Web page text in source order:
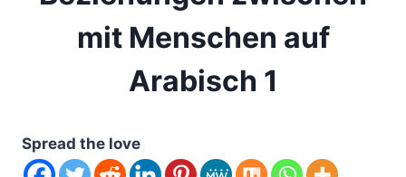
mit Menschen auf
Arabisch 1
Spread the love